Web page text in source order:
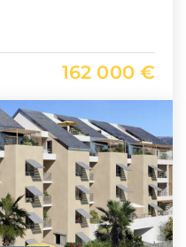
162 000 €